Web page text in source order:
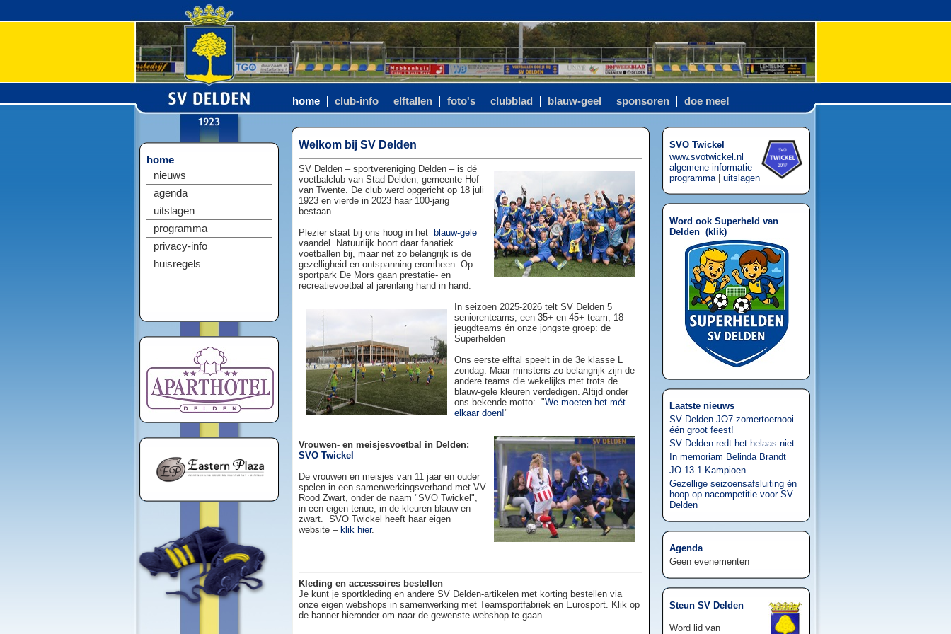
home club-info elftallen foto's clubblad blauw-geel sponsoren doe mee!
home
nieuws
agenda
uitslagen
programma
privacy-info
huisregels
Welkom bij SV Delden
SV Delden – sportvereniging Delden – is dé
voetbalclub van Stad Delden, gemeente Hof
van Twente. De club werd opgericht op 18 juli
1923 en vierde in 2023 haar 100-jarig
bestaan.
Plezier staat bij ons hoog in het
blauw-gele
vaandel. Natuurlijk hoort daar fanatiek
voetballen bij, maar net zo belangrijk is de
gezelligheid en ontspanning eromheen. Op
sportpark De Mors gaan prestatie- en
recreatievoetbal al jarenlang hand in hand.
In seizoen 2025-2026 telt SV Delden 5
seniorenteams, een 35+ en 45+ team, 18
jeugdteams én onze jongste groep: de
Superhelden
Ons eerste elftal speelt in de 3e klasse L
zondag. Maar minstens zo belangrijk zijn de
andere teams die wekelijks met trots de
blauw-gele kleuren verdedigen. Altijd onder
ons bekende motto: "We moeten het mét
elkaar doen!"
Vrouwen- en meisjesvoetbal in Delden:
SVO Twickel
De vrouwen en meisjes van 11 jaar en ouder
spelen in een samenwerkingsverband met VV
Rood Zwart, onder de naam "SVO Twickel",
in een eigen tenue, in de kleuren blauw en
zwart. SVO Twickel heeft haar eigen
website – klik hier.
Kleding en accessoires bestellen
Je kunt je sportkleding en andere SV Delden-artikelen met korting bestellen via
onze eigen webshops in samenwerking met Teamsportfabriek en Eurosport. Klik op
de banner hieronder om naar de gewenste webshop te gaan.
SVO Twickel
www.svotwickel.nl
algemene informatie
programma| uitslagen
Word ook Superheld van
Delden (klik)
Laatste nieuws
SV Delden JO7-zomertoernooi
één groot feest!
SV Delden redt het helaas niet.
In memoriam Belinda Brandt
JO 13 1 Kampioen
Gezellige seizoensafsluiting én
hoop op nacompetitie voor SV
Delden
Agenda
Geen evenementen
Steun SV Delden
Word lid van